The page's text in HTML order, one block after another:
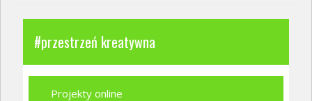
#przestrzeń kreatywna
Projekty online